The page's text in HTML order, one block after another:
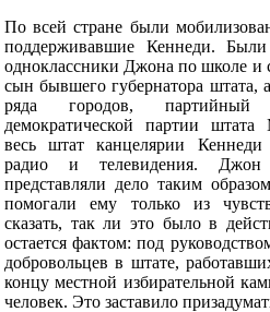
По всей стране были
поддерживавшие Кеннеди.
одноклассники Джона по школе
сын бывшего губернатора
ряда городов, партийный
демократической партии штата
весь штат канцелярии
радио и телевидения.
представляли дело таким
помогали ему только из
сказать, так ли это было в
остается фактом: под
добровольцев в штате,
концу местной избирательной
человек. Это заставило